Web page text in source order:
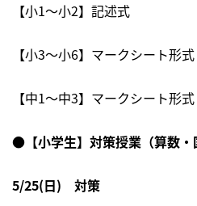
【小1～小2】記述式
【小3～小6】マークシート形式
【中1～中3】マークシート形式
●【小学生】対策授業（算数・
5/25(日) 対策